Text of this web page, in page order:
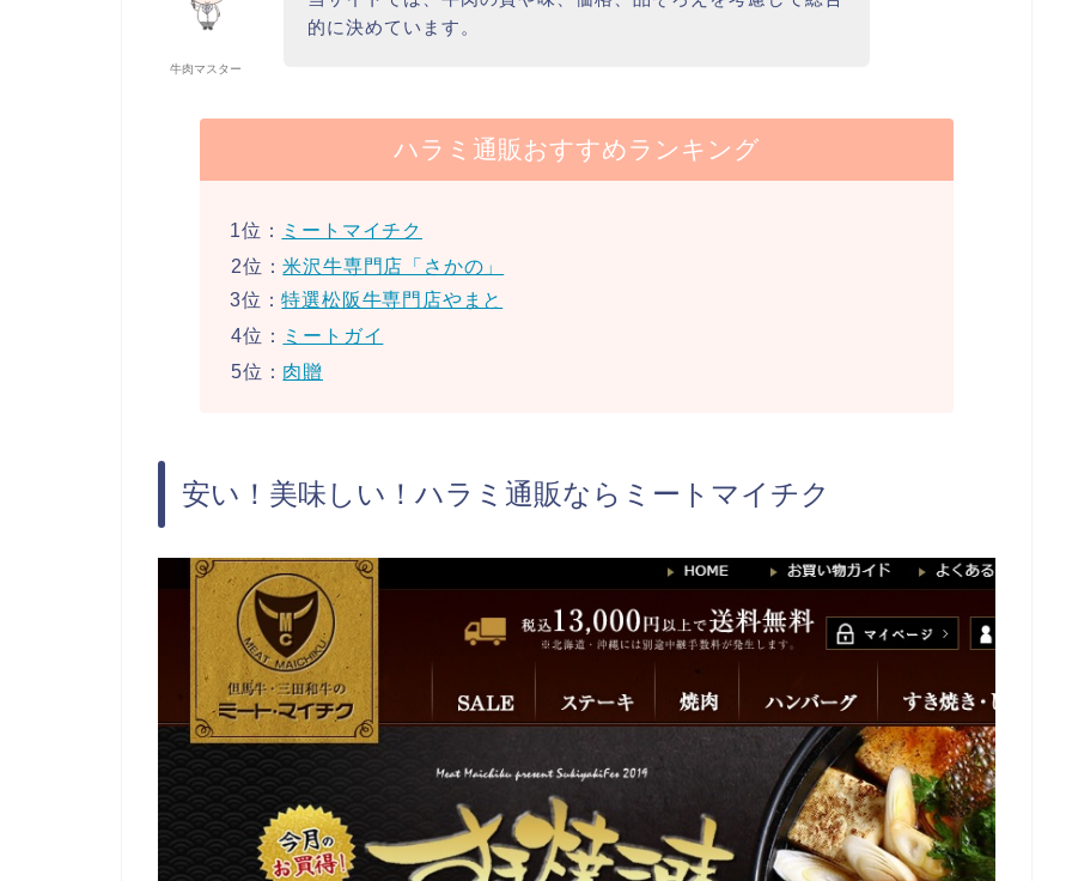
牛肉マスター
的に決めています。
ハラミ通販おすすめランキング
1位：
ミートマイチク
2位：米沢牛専門店「さかの」
3位：特選松阪牛専門店やまと
4位：
ミートガイ
5位： 肉贈
安い！美味しい！ハラミ通販ならミートマイチク